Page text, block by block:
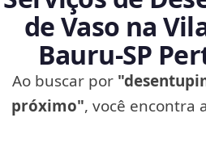
de Vaso na
Bauru‑SP
Ao buscar por
próximo", você encontra